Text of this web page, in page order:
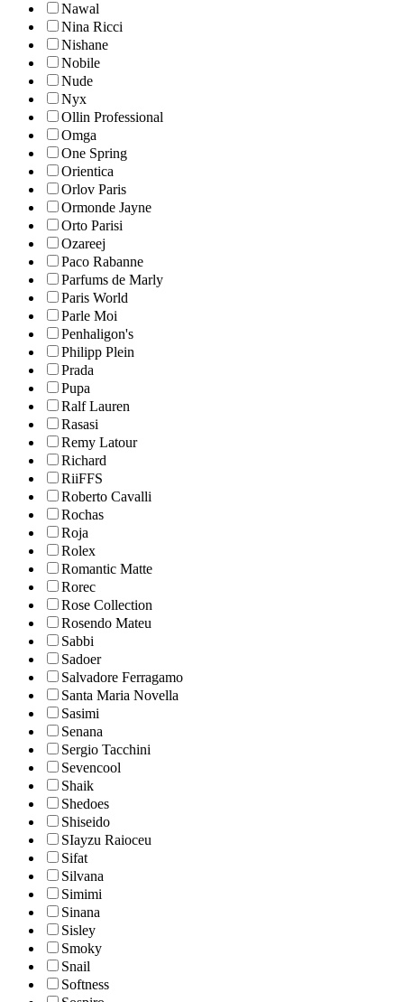
Nawal
Nina Ricci
Nishane
Nobile
Nude
Nyx
Ollin Professional
Omga
One Spring
Orientica
Orlov Paris
Ormonde Jayne
Orto Parisi
Ozareej
Paco Rabanne
Parfums de Marly
Paris World
Parle Moi
Penhaligon's
Philipp Plein
Prada
Pupa
Ralf Lauren
Rasasi
Remy Latour
Richard
RiiFFS
Roberto Cavalli
Rochas
Roja
Rolex
Romantic Matte
Rorec
Rose Collection
Rosendo Mateu
Sabbi
Sadoer
Salvadore Ferragamo
Santa Maria Novella
Sasimi
Senana
Sergio Tacchini
Sevencool
Shaik
Shedoes
Shiseido
SIayzu Raioceu
Sifat
Silvana
Simimi
Sinana
Sisley
Smoky
Snail
Softness